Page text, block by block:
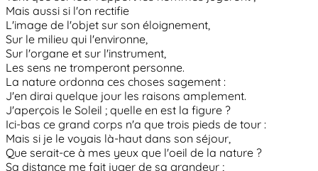
Mais aussi si l'on rectifie
L'image de l'objet sur son éloignement,
Sur le milieu qui l'environne,
Sur l'organe et sur l'instrument,
Les sens ne tromperont personne.
La nature ordonna ces choses sagement :
J'en dirai quelque jour les raisons amplement.
J'aperçois le Soleil ; quelle en est la figure ?
Ici-bas ce grand corps n'a que trois pieds de tour :
Mais si je le voyais là-haut dans son séjour,
Que serait-ce à mes yeux que l'oeil de la nature ?
Sa distance me fait juger de sa grandeur ;